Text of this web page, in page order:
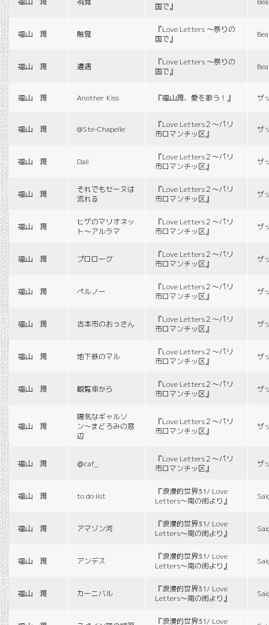
国で』
福山 潤 触覚
『Love Letters 〜祭りの
国で』
福山 潤 遭遇
『Love Letters 〜祭りの
国で』
福山 潤 Another Kiss 『福山潤、愛を歌う！』 ザ
福山 潤 @Ste-Chapelle
『Love Letters２〜パリ
市ロマンチッ区』
ザ
福山 潤 Dali
『Love Letters２〜パリ
市ロマンチッ区』
ザ
福山 潤
それでもセーヌは
流れる
『Love Letters２〜パリ
市ロマンチッ区』
ザ
福山 潤
ヒゲのマリオネッ
ト〜アルラマ
『Love Letters２〜パリ
市ロマンチッ区』
ザ
福山 潤 プロローグ
『Love Letters２〜パリ
市ロマンチッ区』
ザ
福山 潤 ペルノー
『Love Letters２〜パリ
市ロマンチッ区』
ザ
福山 潤 古本市のおっさん
『Love Letters２〜パリ
市ロマンチッ区』
ザ
福山 潤 地下鉄のマル
『Love Letters２〜パリ
市ロマンチッ区』
ザ
福山 潤 観覧車から
『Love Letters２〜パリ
市ロマンチッ区』
ザ
福山 潤
陽気なギャルソ
ン〜まどろみの窓
辺
『Love Letters２〜パリ
市ロマンチッ区』
ザ
福山 潤 ＠caf_
『Love Letters２〜パリ
市ロマンチッ区』
ザ
福山 潤 to do list
『浪漫的世界31/ Love
Letters〜南の街より』
福山 潤 アマゾン河
『浪漫的世界31/ Love
Letters〜南の街より』
福山 潤 アンデス
『浪漫的世界31/ Love
Letters〜南の街より』
福山 潤 カーニバル
『浪漫的世界31/ Love
Letters〜南の街より』
『浪漫的世界31/ Love